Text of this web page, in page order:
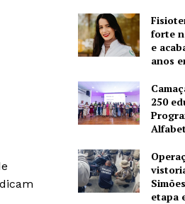
forte
e
anos
250
etapa